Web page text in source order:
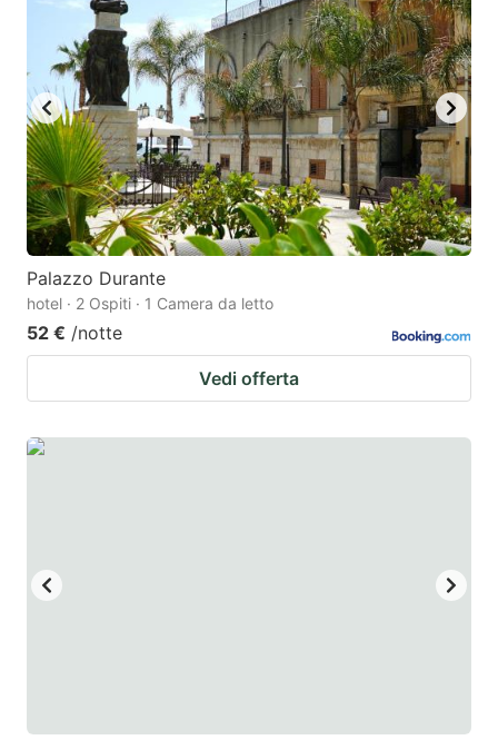
Palazzo Durante
hotel · 2 Ospiti · 1 Camera da letto
52 € /notte
Vedi offerta